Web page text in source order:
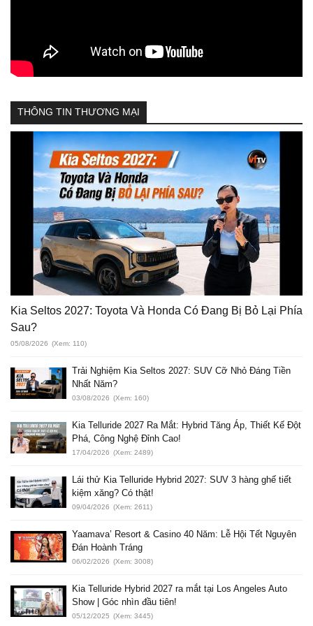
THÔNG TIN THƯƠNG MẠI
Kia Seltos 2027: Toyota Và Honda Có Đang Bị Bỏ Lại Phía
Sau?
05/08/2026 (Xem: 110)
Trải Nghiệm Kia Seltos 2027: SUV Cỡ Nhỏ Đáng Tiền
Nhất Năm?
03/08/2026 (Xem: 160)
Kia Telluride 2027 Ra Mắt: Hybrid Tăng Áp, Thiết Kế Đột
Phá, Công Nghệ Đỉnh Cao!
17/04/2026 (Xem: 2489)
Lái thử Kia Telluride Hybrid 2027: SUV 3 hàng ghế tiết
kiệm xăng? Có thật!
09/04/2026 (Xem: 2611)
Yaamava’ Resort & Casino 40 Năm: Lễ Hội Tết Nguyên
Đán Hoành Tráng
06/02/2026 (Xem: 3008)
Kia Telluride Hybrid 2027 ra mắt tại Los Angeles Auto
Show | Góc nhìn đầu tiên!
05/12/2025 (Xem: 3445)